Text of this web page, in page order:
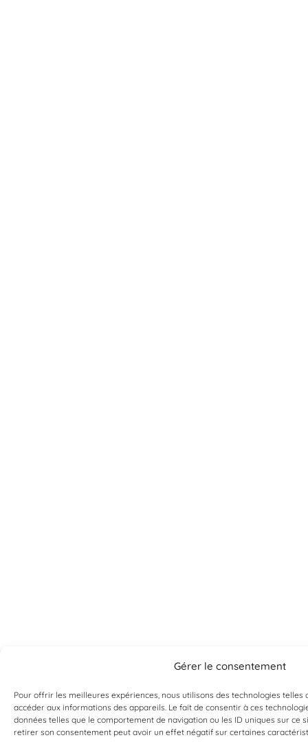
Gérer le consentement
Pour offrir les meilleures expériences, nous utilisons des technologies
accéder aux informations des appareils. Le fait de consentir à ces
données telles que le comportement de navigation ou les ID uniques sur ce
retirer son consentement peut avoir un effet négatif sur certaines
Vous ne trouvez pas ce que vous
cherchez ?